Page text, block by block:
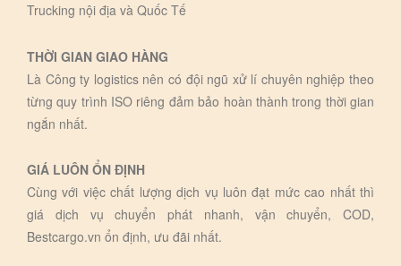
Trucking nội địa và Quốc Tế
THỜI GIAN GIAO HÀNG
Là Công ty logistics nên có đội ngũ xử lí chuyên nghiệp theo
từng quy trình ISO riêng đảm bảo hoàn thành trong thời gian
ngắn nhất.
GIÁ LUÔN ỔN ĐỊNH
Cùng với việc chất lượng dịch vụ luôn đạt mức cao nhất thì
giá dịch vụ chuyển phát nhanh, vận chuyển, COD,
Bestcargo.vn ổn định, ưu đãi nhất.